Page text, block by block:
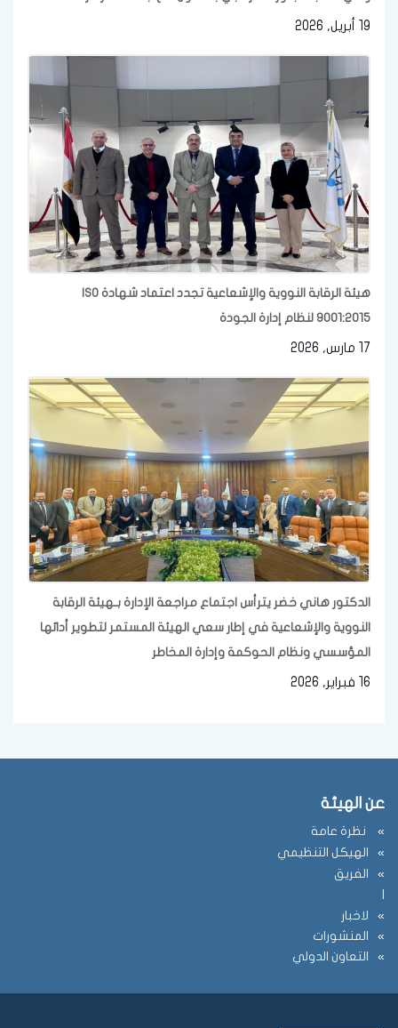
19 أبريل, 2026
هيئة الرقابة النووية والإشعاعية تجدد اعتماد شهادة ISO
9001:2015 لنظام إدارة الجودة
17 مارس, 2026
الدكتور هاني خضر يترأس اجتماع مراجعة الإدارة بـهيئة الرقابة
النووية والإشعاعية في إطار سعي الهيئة المستمر لتطوير أدائها
المؤسسي ونظام الحوكمة وإدارة المخاطر
16 فبراير, 2026
عن الهيئة
نظرة عامة
الهيكل التنظيمي
الفريق
لاخبار
المنشورات
التعاون الدولي